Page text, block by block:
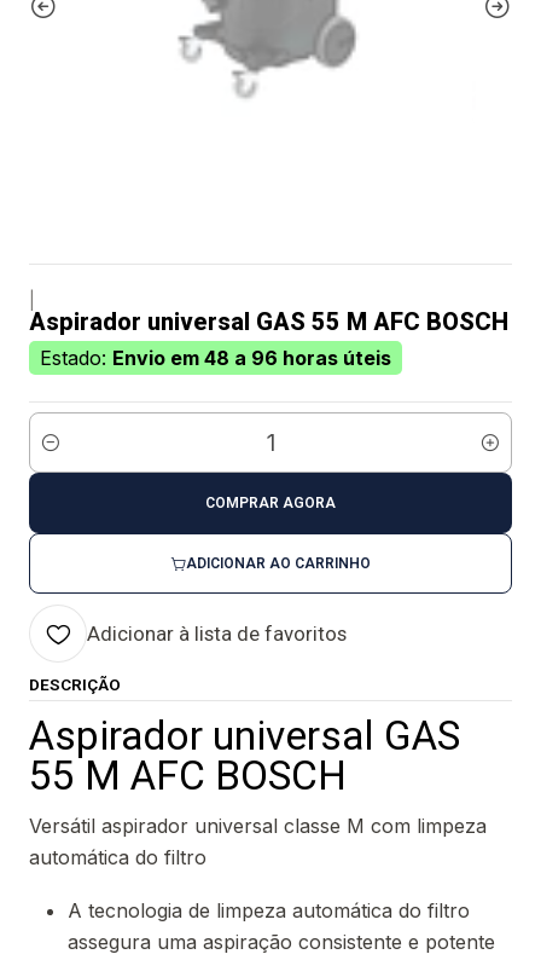
Aspirador universal GAS 55 M AFC BOSCH
Estado: Envio em 48 a 96 horas úteis
Quantidade
ADICIONAR AO CARRINHO
COMPRAR AGORA
Adicionar à lista de favoritos
DESCRIÇÃO
Aspirador universal GAS
55 M AFC BOSCH
Versátil aspirador universal classe M com limpeza
automática do filtro
A tecnologia de limpeza automática do filtro
assegura uma aspiração consistente e potente